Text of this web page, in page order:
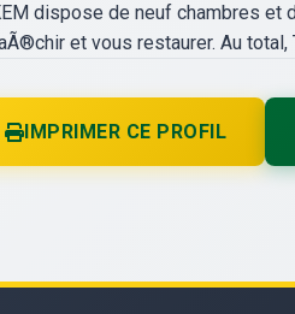
dispose de neuf chambres
et vous restaurer. Au total,
IMPRIMER CE PROFIL